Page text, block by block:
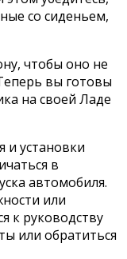
со сиденьем,
чтобы оно не
вы готовы
на своей Ладе
и установки
в
автомобиля.
или
к руководству
или обратиться